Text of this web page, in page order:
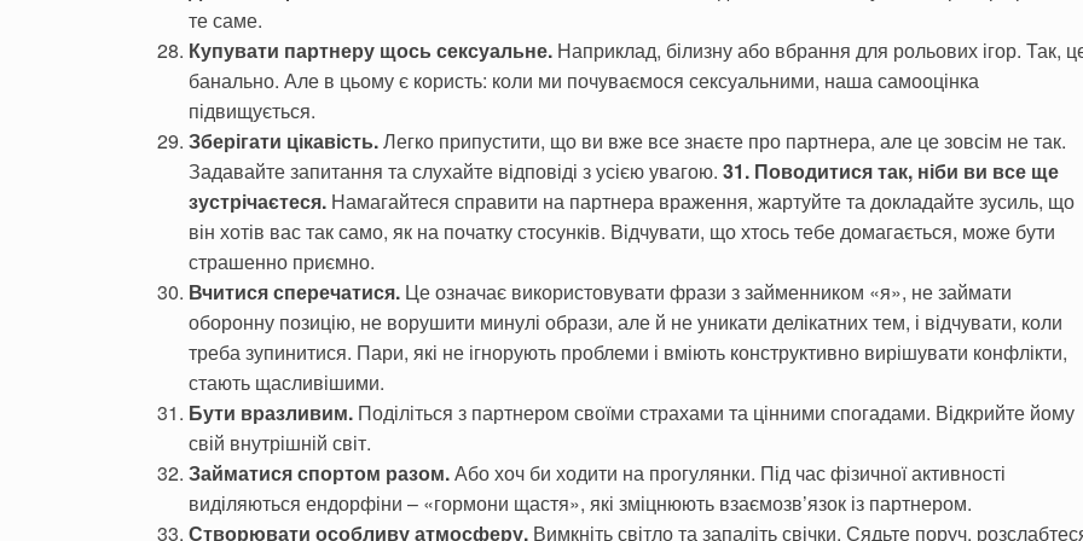
те саме.
Купувати партнеру щось сексуальне. Наприклад, білизну або вбрання для рольових ігор. Так,
банально. Але в цьому є користь: коли ми почуваємося сексуальними, наша самооцінка
підвищується.
Зберігати цікавість.Легко припустити, що ви вже все знаєте про партнера, але це зовсім не так.
Задавайте запитання та слухайте відповіді з усією увагою. 31. Поводитися так, ніби ви все ще
зустрічаєтеся. Намагайтеся справити на партнера враження, жартуйте та докладайте зусиль, що
він хотів вас так само, як на початку стосунків. Відчувати, що хтось тебе домагається, може бути
страшенно приємно.
Вчитися сперечатися. Це означає використовувати фрази з займенником «я», не займати
оборонну позицію, не ворушити минулі образи, але й не уникати делікатних тем, і відчувати, коли
треба зупинитися. Пари, які не ігнорують проблеми і вміють конструктивно вирішувати конфлікти,
стають щасливішими.
Бути вразливим. Поділіться з партнером своїми страхами та цінними спогадами. Відкрийте йому
свій внутрішній світ.
Займатися спортом разом.Або хоч би ходити на прогулянки. Під час фізичної активності
виділяються ендорфіни – «гормони щастя», які зміцнюють взаємозв’язок із партнером.
Створювати особливу атмосферу. Вимкніть світло та запаліть свічки. Сядьте поруч,